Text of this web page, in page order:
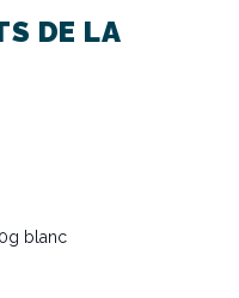
DE LA
blanc